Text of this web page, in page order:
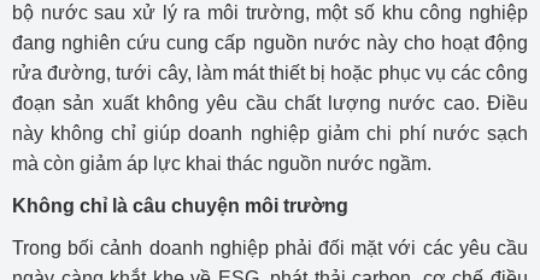
bộ nước sau xử lý ra môi trường, một số khu công nghiệp
đang nghiên cứu cung cấp nguồn nước này cho hoạt động
rửa đường, tưới cây, làm mát thiết bị hoặc phục vụ các công
đoạn sản xuất không yêu cầu chất lượng nước cao. Điều
này không chỉ giúp doanh nghiệp giảm chi phí nước sạch
mà còn giảm áp lực khai thác nguồn nước ngầm.
Không chỉ là câu chuyện môi trường
Trong bối cảnh doanh nghiệp phải đối mặt với các yêu cầu